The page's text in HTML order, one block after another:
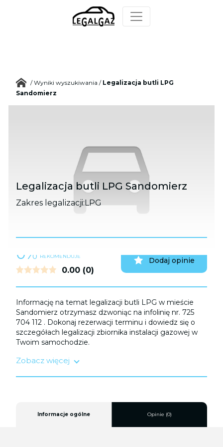
/Wyniki wyszukiwania / Legalizacja butli LPG
Sandomierz
Legalizacja butli LPG Sandomierz
Zakres legalizacji:LPG
0% REKOMENDUJE
0.00 (0)
Dodaj opinie
Informację na temat legalizacji butli LPG w mieście
Sandomierz otrzymasz dzwoniąc na infolinię nr. 725
704 112 . Dokonaj rezerwacji terminu i dowiedz się o
szczegółach legalizacji zbiornika instalacji gazowej w
Twoim samochodzie.
Legalizacji zbiornika LPG należy dokonać:
3. Po sprowadzeniu samochodu z zagranicy.
Zobacz więcej
Informacje ogólne Opinie (0)